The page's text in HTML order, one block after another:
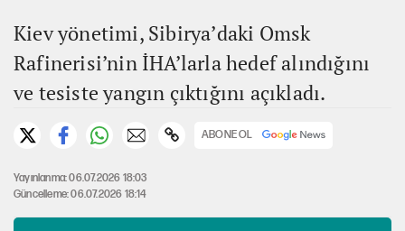
Kiev yönetimi, Sibirya’daki Omsk
Rafinerisi’nin İHA’larla hedef alındığını
ve tesiste yangın çıktığını açıkladı.
ABONE OL
Yayınlanma: 06.07.2026 18:03
Güncelleme: 06.07.2026 18:14